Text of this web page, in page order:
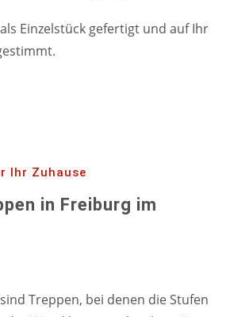
Einzelstück gefertigt und auf Ihr
Ihr Zuhause
in Freiburg im
Treppen, bei denen die Stufen